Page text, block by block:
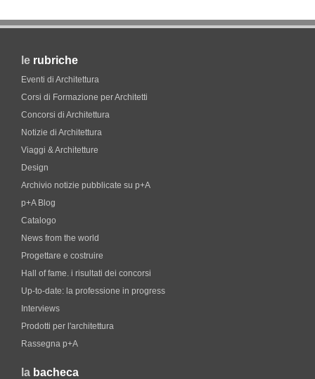
le rubriche
Eventi di Architettura
Corsi di Formazione per Architetti
Concorsi di Architettura
Notizie di Architettura
Viaggi & Architetture
Design
Archivio notizie pubblicate su p+A
p+A Blog
Catalogo
News from the world
Progettare e costruire
Hall of fame. i risultati dei concorsi
Up-to-date: la professione in progress
Interviews
Prodotti per l'architettura
Rassegna p+A
la bacheca